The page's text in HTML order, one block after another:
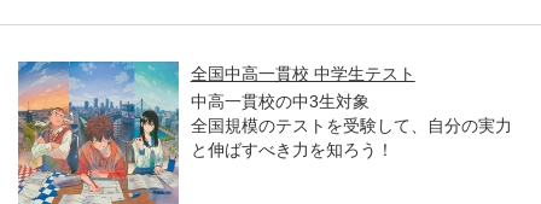
全国中高一貫校 中学生テスト
中高一貫校の中3生対象
全国規模のテストを受験して、自分の実力
と伸ばすべき力を知ろう！